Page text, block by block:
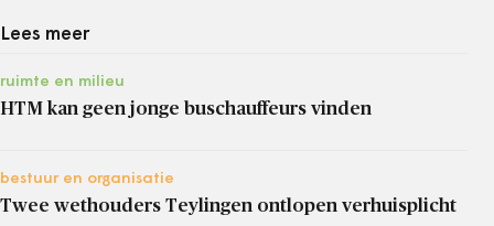
Lees meer
ruimte en milieu
HTM kan geen jonge buschauffeurs vinden
bestuur en organisatie
Twee wethouders Teylingen ontlopen verhuisplicht